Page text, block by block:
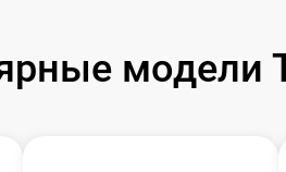
модели